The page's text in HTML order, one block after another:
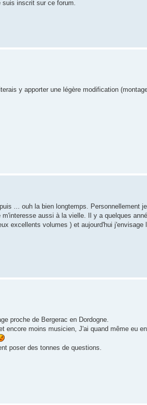
suis inscrit sur ce forum.
y apporter une légère modification
... ouh la bien longtemps. Personnellement
aussi à la vielle. Il y a quelques
excellents volumes ) et aujourd'hui j'envisage
proche de Bergerac en Dordogne.
encore moins musicien, J'ai quand même eu
poser des tonnes de questions.